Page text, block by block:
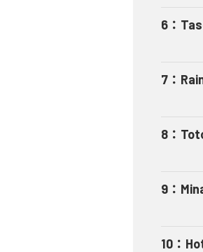
6 ：
7 ：
8 ：
9 ：
10 ：